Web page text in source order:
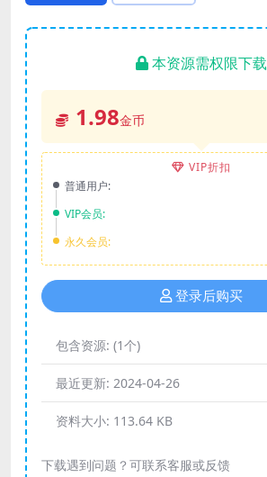
本资源需权限下载
1.98金币
VIP折扣
普通用户:
VIP会员:
永久会员:
登录后购买
包含资源: (1个)
最近更新: 2024-04-26
资料大小: 113.64 KB
下载遇到问题？可联系客服或反馈